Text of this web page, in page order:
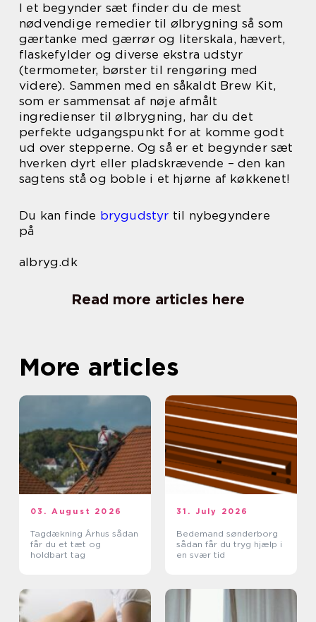
I et begynder sæt finder du de mest
nødvendige remedier til ølbrygning så som
gærtanke med gærrør og literskala, hævert,
flaskefylder og diverse ekstra udstyr
(termometer, børster til rengøring med
videre). Sammen med en såkaldt Brew Kit,
som er sammensat af nøje afmålt
ingredienser til ølbrygning, har du det
perfekte udgangspunkt for at komme godt
ud over stepperne. Og så er et begynder sæt
hverken dyrt eller pladskrævende – den kan
sagtens stå og boble i et hjørne af køkkenet!
Du kan finde brygudstyr til nybegyndere
på
albryg.dk
Read more articles here
More articles
03. August 2026
Tagdækning Århus sådan
får du et tæt og
holdbart tag
31. July 2026
Bedemand sønderborg
sådan får du tryg hjælp i
en svær tid